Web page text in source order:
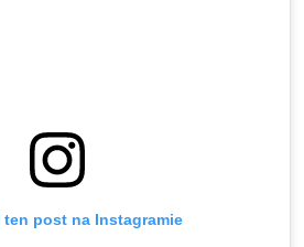
ten post na Instagramie